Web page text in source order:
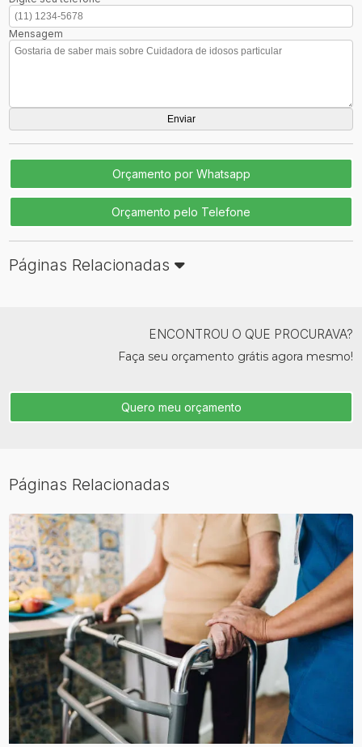
Mensagem
Orçamento por Whatsapp
Orçamento pelo Telefone
Páginas Relacionadas
ENCONTROU O QUE PROCURAVA?
Faça seu orçamento grátis agora mesmo!
Quero meu orçamento
Páginas Relacionadas